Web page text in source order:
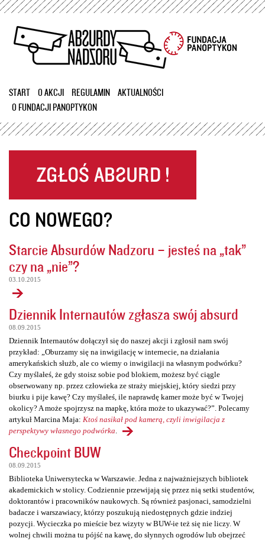
Przejdź
treści
START O AKCJI REGULAMIN
AKTUALNOŚCI
O FUNDACJI PANOPTYKON
CO NOWEGO?
Starcie Absurdów Nadzoru – jesteś na „tak”
czy na „nie”?
03.10.2015
Dziennik Internautów zgłasza swój absurd
08.09.2015
Dziennik Internautów dołączył się do naszej akcji i zgłosił nam swój
przykład: „Oburzamy się na inwigilację w internecie, na działania
amerykańskich służb, ale co wiemy o inwigilacji na własnym podwórku?
Czy myślałeś, że gdy stoisz sobie pod blokiem, możesz być ciągle
obserwowany np. przez człowieka ze straży miejskiej, który siedzi przy
biurku i pije kawę? Czy myślałeś, ile naprawdę kamer może być w Twojej
okolicy? A może spojrzysz na mapkę, która może to ukazywać?”. Polecamy
artykuł Marcina Maja: Ktoś nasikał pod kamerą, czyli inwigilacja z
perspektywy własnego podwórka
Checkpoint BUW
08.09.2015
Biblioteka Uniwersytecka w Warszawie. Jedna z najważniejszych bibliotek
akademickich w stolicy. Codziennie przewijają się przez nią setki studentów,
doktorantów i pracowników naukowych. Są również pasjonaci, samodzielni
badacze i warszawiacy, którzy poszukują niedostępnych gdzie indziej
pozycji. Wycieczka po mieście bez wizyty w BUW-ie też się nie liczy. W
wolnej chwili można tu pójść na kawę, do słynnych ogrodów lub obejrzeć